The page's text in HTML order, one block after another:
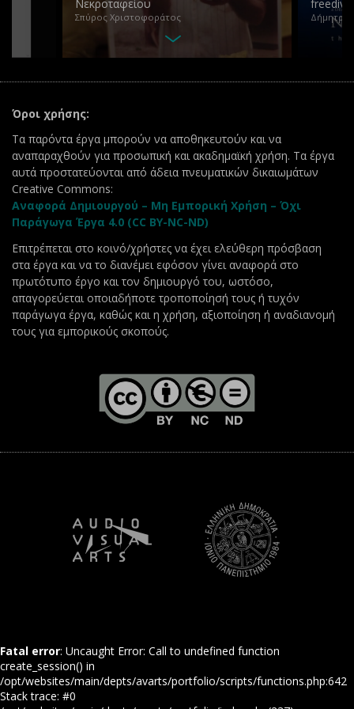
Νεκροταφείου
Σπύρος Χριστοφοράτος Δήμητρα
Όροι χρήσης:
Τα παρόντα έργα μπορούν να αποθηκευτούν και να
αναπαραχθούν για προσωπική και ακαδημαϊκή χρήση. Τα έργα
αυτά προστατεύονται από άδεια πνευματικών δικαιωμάτων
Creative Commons:
Αναφορά Δημιουργού – Μη Εμπορική Χρήση – Όχι
Παράγωγα Έργα 4.0 (CC BY-NC-ND)
Επιτρέπεται στο κοινό/χρήστες να έχει ελεύθερη πρόσβαση
στα έργα και να το διανέμει εφόσον γίνει αναφορά στο
πρωτότυπο έργο και τον δημιουργό του, ωστόσο,
απαγορεύεται οποιαδήποτε τροποποίησή τους ή τυχόν
παράγωγα έργα, καθώς και η χρήση, αξιοποίηση ή αναδιανομή
τους για εμπορικούς σκοπούς.
Fatal error: Uncaught Error: Call to undefined function
create_session() in
/opt/websites/main/depts/avarts/portfolio/scripts/functions.php:642
Stack trace: #0